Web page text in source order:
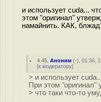
и использует cuda...
этом "оригинал"
намайнить. КАК,
4.45 ,Аноним (-), 01:36,
[к модератору]
> и использует
При этом "оригинал"
> что таки что-то